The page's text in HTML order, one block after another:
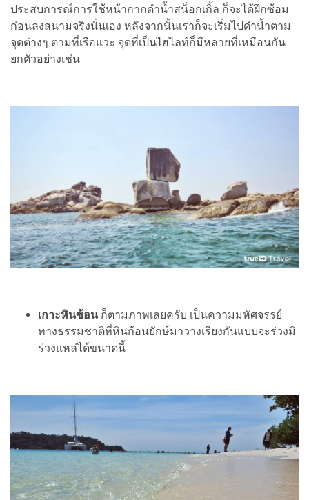
ประสบการณ์การใช้หน้ากากดำน้ำสน็อกเกิ้ล ก็จะได้ฝึกซ้อม
ก่อนลงสนามจริงนั่นเอง หลังจากนั้นเราก็จะเริ่มไปดำน้ำตาม
จุดต่างๆ ตามที่เรือแวะ จุดที่เป็นไฮไลท์ก็มีหลายที่เหมือนกัน
ยกตัวอย่างเช่น
เกาะหินซ้อนก็ตามภาพเลยครับ เป็นความมหัศจรรย์
ทางธรรมชาติที่หินก้อนยักษ์มาวางเรียงกันแบบจะร่วงมิ
ร่วงแหล่ได้ขนาดนี้